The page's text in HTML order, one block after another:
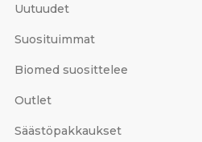
Uutuudet
Suosituimmat
Biomed suosittelee
Outlet
Säästöpakkaukset